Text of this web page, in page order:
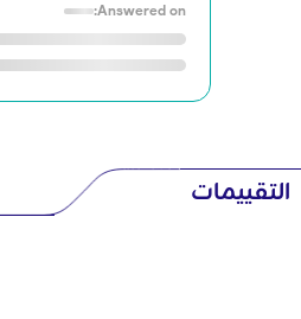
Answered on:
التقييمات